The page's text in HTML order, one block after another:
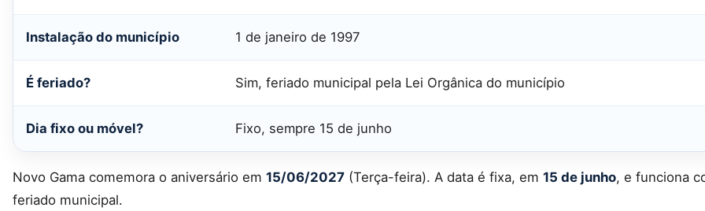
Instalação do município 1 de janeiro de 1997
É feriado? Sim, feriado municipal pela Lei Orgânica do município
Dia fixo ou móvel? Fixo, sempre 15 de junho
Novo Gama comemora o aniversário em 15/06/2027 (Terça-feira). A data é fixa, em 15 de junho, e funciona
feriado municipal.